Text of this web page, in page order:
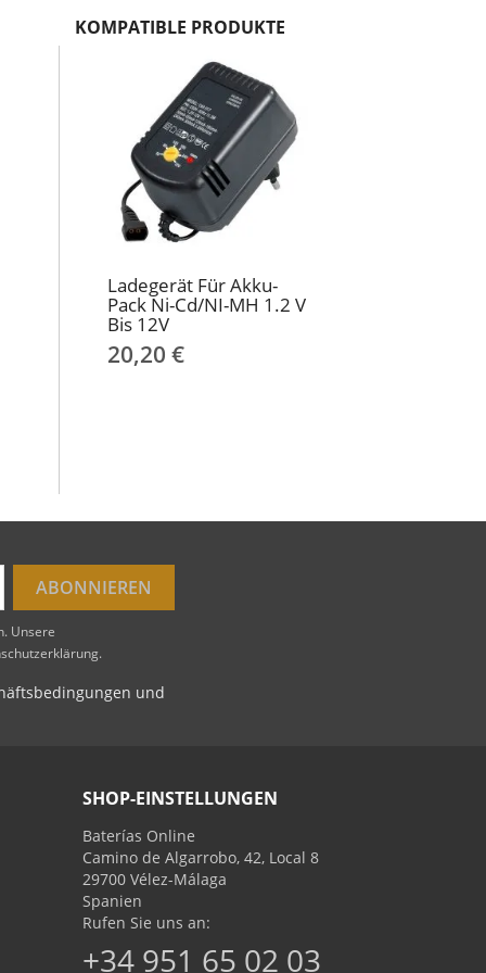
KOMPATIBLE PRODUKTE
Ladegerät Für Akku-
Pack Ni-Cd/NI-MH 1.2 V
Bis 12V
20,20 €
Unsere
und
SHOP-EINSTELLUNGEN
Baterías Online
Camino de Algarrobo, 42, Local 8
29700 Vélez-Málaga
Spanien
Rufen Sie uns an:
+34 951 65 02 03